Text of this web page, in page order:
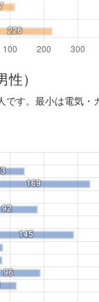
）
です。最小は電気・